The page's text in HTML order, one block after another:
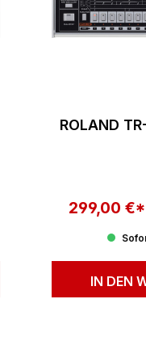
ROLAND
299,00 €*
IN DEN